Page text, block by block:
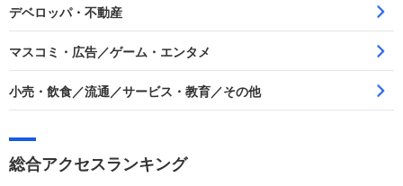
デベロッパ・不動産
マスコミ・広告／ゲーム・エンタメ
小売・飲食／流通／サービス・教育／その他
総合アクセスランキング